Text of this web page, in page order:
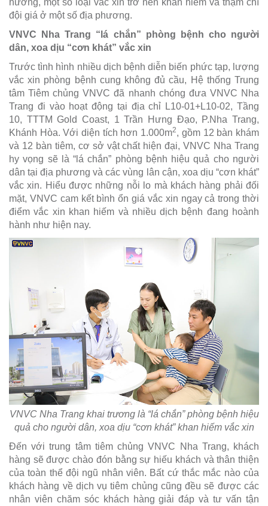
đội giá ở một số địa phương.
VNVC Nha Trang “lá chắn” phòng bệnh cho người
dân, xoa dịu “cơn khát” vắc xin
Trước tình hình nhiều dịch bệnh diễn biến phức tạp, lượng
vắc xin phòng bệnh cung không đủ cầu, Hệ thống Trung
tâm Tiêm chủng VNVC đã nhanh chóng đưa VNVC Nha
Trang đi vào hoạt động tại địa chỉ L10-01+L10-02, Tầng
10, TTTM Gold Coast, 1 Trần Hưng Đạo, P.Nha Trang,
Khánh Hòa. Với diện tích hơn 1.000m2, gồm 12 bàn khám
và 12 bàn tiêm, cơ sở vật chất hiện đại, VNVC Nha Trang
hy vọng sẽ là “lá chắn” phòng bệnh hiệu quả cho người
dân tại địa phương và các vùng lân cận, xoa dịu “cơn khát”
vắc xin. Hiểu được những nỗi lo mà khách hàng phải đối
mặt, VNVC cam kết bình ổn giá vắc xin ngay cả trong thời
điểm vắc xin khan hiếm và nhiều dịch bệnh đang hoành
hành như hiện nay.
VNVC Nha Trang khai trương là “lá chắn” phòng bệnh hiệu
quả cho người dân, xoa dịu “cơn khát” khan hiếm vắc xin
Đến với trung tâm tiêm chủng VNVC Nha Trang, khách
hàng sẽ được chào đón bằng sự hiếu khách và thân thiện
của toàn thể đội ngũ nhân viên. Bất cứ thắc mắc nào của
khách hàng về dịch vụ tiêm chủng cũng đều sẽ được các
nhân viên chăm sóc khách hàng giải đáp và tư vấn tận